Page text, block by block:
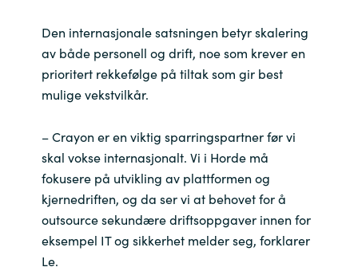
Den internasjonale satsningen betyr skalering
av både personell og drift, noe som krever en
prioritert rekkefølge på tiltak som gir best
mulige vekstvilkår.
– Crayon er en viktig sparringspartner før vi
skal vokse internasjonalt. Vi i Horde må
fokusere på utvikling av plattformen og
kjernedriften, og da ser vi at behovet for å
outsource sekundære driftsoppgaver innen for
eksempel IT og sikkerhet melder seg, forklarer
Le.